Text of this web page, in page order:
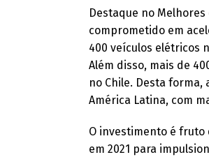
Destaque no Melhores
comprometido em
400 veículos elétricos
Além disso, mais de
no Chile. Desta
América Latina, com
O investimento é fruto
em 2021 para